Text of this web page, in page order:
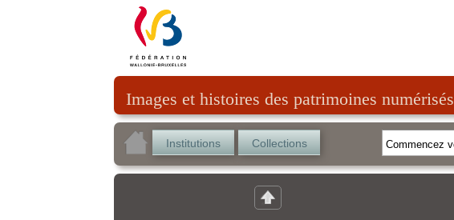
Images et histoires des patrimoines numérisés
Institutions Collections